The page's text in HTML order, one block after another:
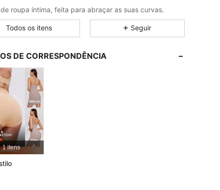
Damasco, Tamanho: 0XL
4,91
4,91
4,91
roupa íntima, feita para abraçar as suas curvas.
Todos os itens Seguir
DE CORRESPONDÊNCIA
1 itens